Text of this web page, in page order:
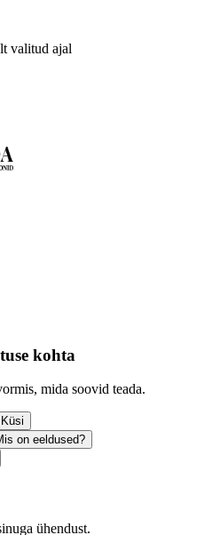
valitud ajal
kohta
mida soovid teada.
Küsi
on eeldused?
ühendust.